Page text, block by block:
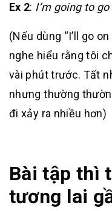
Ex 2: I’m going to
(Nếu dùng “I’ll go
nghe hiểu rằng tôi
vài phút trước. Tất
nhưng thường
đi xảy ra nhiều hơn)
Bài tập thì
tương lai